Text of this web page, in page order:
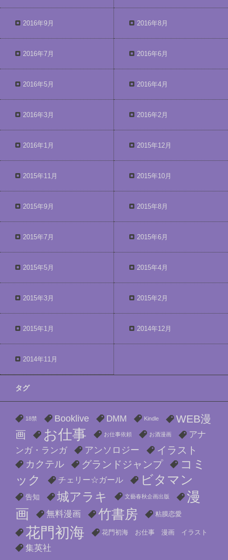
2016年9月 2016年8月
2016年7月 2016年6月
2016年5月 2016年4月
2016年3月 2016年2月
2016年1月 2015年12月
2015年11月 2015年10月
2015年9月 2015年8月
2015年7月 2015年6月
2015年5月 2015年4月
2015年3月 2015年2月
2015年1月 2014年12月
2014年11月
タグ
18禁 Booklive DMM Kindle
WEB漫
画
お仕事 お仕事依頼 お酒漫画
アナ
ンガ・ランガ
アンソロジー イラスト
カクテル グランドジャンプ
コミ
ック
チェリー☆ガール ビタマン
告知 城アラキ 文藝春秋企画出版
漫
画
無料漫画 竹書房 粘膜恋愛
花門初海 花門初海 お仕事 漫画 イラスト
集英社